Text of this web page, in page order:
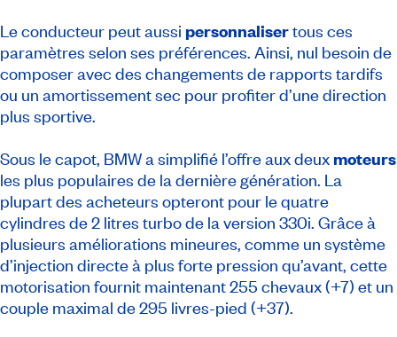
Le conducteur peut aussi personnalisertous ces
paramètres selon ses préférences. Ainsi, nul besoin de
composer avec des changements de rapports tardifs
ou un amortissement sec pour profiter d’une direction
plus sportive.
Sous le capot, BMW a simplifié l’offre aux deux moteurs
les plus populaires de la dernière génération. La
plupart des acheteurs opteront pour le quatre
cylindres de 2 litres turbo de la version 330i. Grâce à
plusieurs améliorations mineures, comme un système
d’injection directe à plus forte pression qu’avant, cette
motorisation fournit maintenant 255 chevaux (+7) et un
couple maximal de 295 livres-pied (+37).